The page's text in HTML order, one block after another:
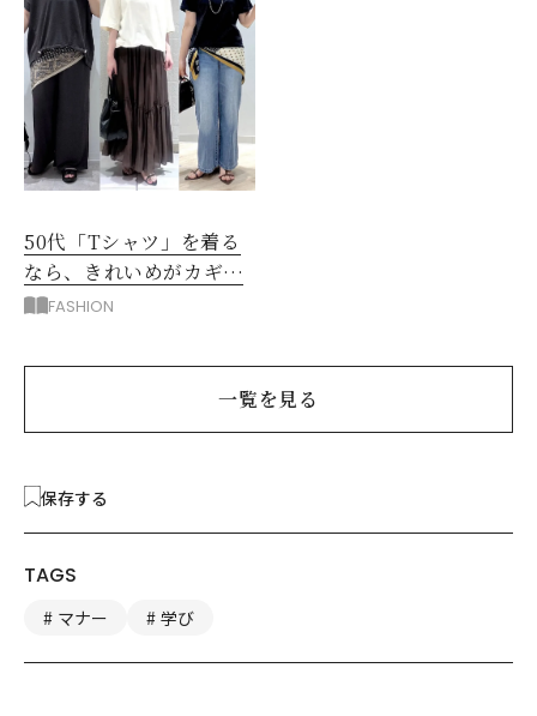
50代「Tシャツ」を着る
なら、きれいめがカギ！
部屋着に見えないコツ
FASHION
一覧を見る
保存する
TAGS
マナー 学び